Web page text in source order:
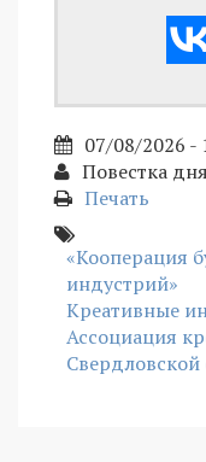
07/08/2026 -
Повестка дня
Печать
«Кооперация
индустрий»
Креативные
Ассоциация
Свердловской